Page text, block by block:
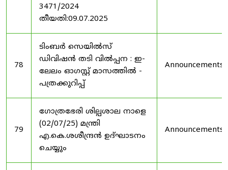
3471/2024
തീയതി:09.07.2025
78
ടിംബർ സെയിൽസ്
ഡിവിഷൻ തടി വിൽപ്പന : ഇ-
ലേലം ഓഗസ്റ്റ് മാസത്തിൽ -
പത്രക്കുറിപ്പ്
Announcements
79
ഗോത്രഭേരി ശില്പശാല നാളെ
(02/07/25) മന്ത്രി
എ.കെ.ശശീന്ദ്രൻ ഉദ്‌ഘാടനം
ചെയ്യും
Announcements